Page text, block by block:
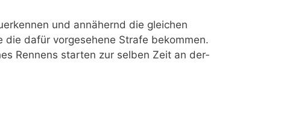
und annä­hernd die glei­chen
dafür vor­ge­se­he­ne Stra­fe bekom­men.
Ren­nens star­ten zur sel­ben Zeit an der­